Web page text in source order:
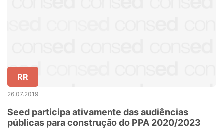
RR
26.07.2019
Seed participa ativamente das audiências
públicas para construção do PPA 2020/2023